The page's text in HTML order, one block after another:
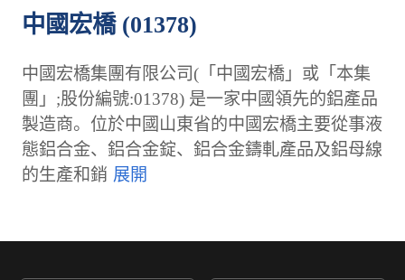
中國宏橋 (01378)
中國宏橋集團有限公司(「中國宏橋」或「本集
團」;股份編號:01378) 是一家中國領先的鋁產品
製造商。位於中國山東省的中國宏橋主要從事液
態鋁合金、鋁合金錠、鋁合金鑄軋產品及鋁母線
的生產和銷